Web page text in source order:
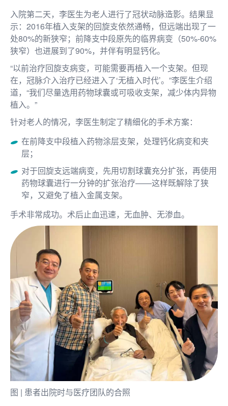
入院第二天，李医生为老人进行了冠状动脉造影。结果显
示：2016年植入支架的回旋支依然通畅，但远端出现了一
处80%的新狭窄；前降支中段原先的临界病变（50%-60%
狭窄）也进展到了90%，并伴有明显钙化。
“以前治疗回旋支病变，可能需要再植入一个支架。但现
在，冠脉介入治疗已经进入了‘无植入时代’。”李医生介绍
道，“我们尽量选用药物球囊或可吸收支架，减少体内异物
植入。”
针对老人的情况，李医生制定了精细化的手术方案：
在前降支中段植入药物涂层支架，处理钙化病变和夹
层；
对于回旋支远端病变，先用切割球囊充分扩张，再使用
药物球囊进行一分钟的扩张治疗——这样既解除了狭
窄，又避免了植入金属支架。
手术非常成功。术后止血迅速，无血肿、无渗血。
图 | 患者出院时与医疗团队的合照